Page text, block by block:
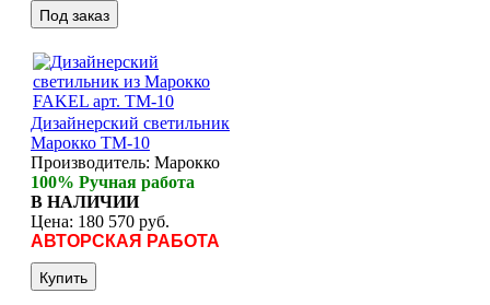
Дизайнерский светильник
Марокко ТМ-10
Производитель: Марокко
100% Ручная работа
В НАЛИЧИИ
Цена: 180 570 руб.
АВТОРСКАЯ РАБОТА